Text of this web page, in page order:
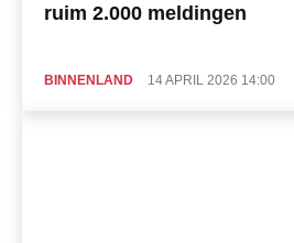
ruim 2.000 meldingen
BINNENLAND 14 APRIL 2026 14:00